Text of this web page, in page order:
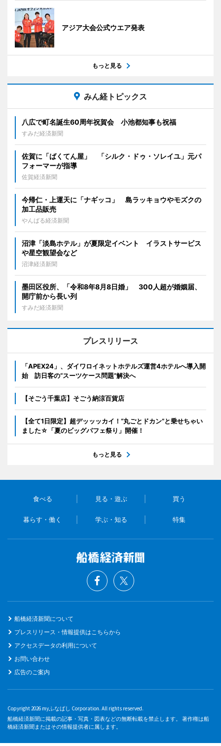
アジア大会公式ウエア発表
もっと見る
みん経トピックス
八広で町名誕生60周年祝賀会 小池都知事も祝福
すみだ経済新聞
佐賀に「ばくてん屋」 「シルク・ドゥ・ソレイユ」元パ
フォーマーが指導
佐賀経済新聞
今帰仁・上運天に「ナギッコ」 島ラッキョウやモズクの
加工品販売
やんばる経済新聞
沼津「淡島ホテル」が夏限定イベント イラストサービス
や星空観望会など
沼津経済新聞
墨田区役所、「令和8年8月8日婚」 300人超が婚姻届、
開庁前から長い列
すみだ経済新聞
プレスリリース
「APEX24」、ダイワロイネットホテルズ運営4ホテルへ導入開
始 訪日客の“スーツケース問題”解決へ
【そごう千葉店】そごう納涼百貨店
【全て1日限定】超デッッッカイ！“丸ごとドカン”と乗せちゃい
ました☆「夏のビッグパフェ祭り」開催！
もっと見る
食べる 見る・遊ぶ 買う
暮らす・働く 学ぶ・知る 特集
船橋経済新聞について
プレスリリース・情報提供はこちらから
アクセスデータの利用について
お問い合わせ
広告のご案内
Copyright 2026 myふなばし Corporation. All rights reserved.
船橋経済新聞に掲載の記事・写真・図表などの無断転載を禁止します。 著作権は船
橋経済新聞またはその情報提供者に属します。